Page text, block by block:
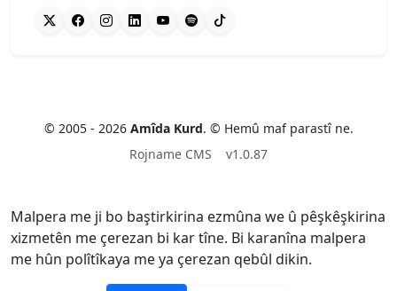
© 2005 - 2026 Amîda Kurd. © Hemû maf parastî ne.
Rojname CMS
v1.0.87
Malpera me ji bo baştirkirina ezmûna we û pêşkêşkirina
xizmetên me çerezan bi kar tîne. Bi karanîna malpera
me hûn polîtîkaya me ya çerezan qebûl dikin.